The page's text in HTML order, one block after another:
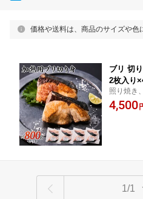
価格や送料は、商品のサイズや色
ブリ 切
2枚入り
ト用 国
物 煮物
照り焼き
4,500
1/1